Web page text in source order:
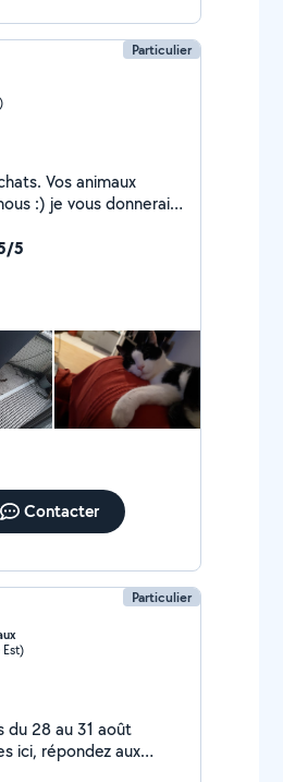
Particulier
Vos animaux
:) je vous donnerais
5
Contacter
Particulier
du 28 au 31 août
ici, répondez aux